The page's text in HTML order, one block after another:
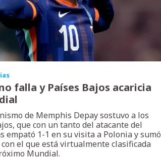
falla y Países Bajos acaricia
de Memphis Depay sostuvo a los
que con un tanto del atacante del
empató 1-1 en su visita a Polonia y sumó
el que está virtualmente clasificada
Mundial.